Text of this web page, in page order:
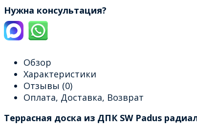
Нужна консультация?
Обзор
Характеристики
Отзывы (0)
Оплата, Доставка, Возврат
Террасная доска из ДПК SW Padus